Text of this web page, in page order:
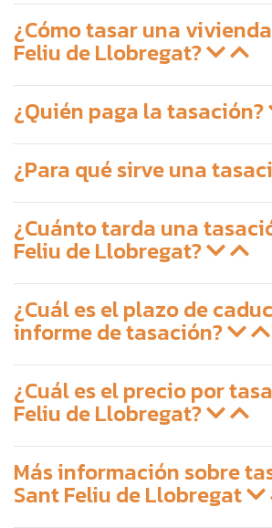
¿Cómo tasar una
Feliu de Llobregat?
¿Quién paga la tasación?
¿Para qué sirve una
¿Cuánto tarda una
Feliu de Llobregat?
¿Cuál es el plazo de
informe de tasación?
¿Cuál es el precio por
Feliu de Llobregat?
Más información sobre
Sant Feliu de Llobregat